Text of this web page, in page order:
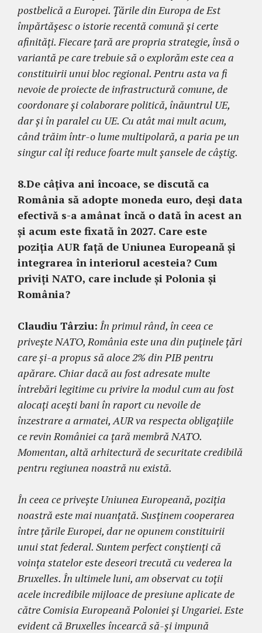
postbelică a Europei. Țările din Europa de Est
împărtășesc o istorie recentă comună și certe
afinități. Fiecare țară are propria strategie, însă o
variantă pe care trebuie să o explorăm este cea a
constituirii unui bloc regional. Pentru asta va fi
nevoie de proiecte de infrastructură comune, de
coordonare și colaborare politică, înăuntrul UE,
dar și în paralel cu UE. Cu atât mai mult acum,
când trăim într-o lume multipolară, a paria pe un
singur cal îți reduce foarte mult șansele de câștig.
8.De câțiva ani încoace, se discută ca
România să adopte moneda euro, deși data
efectivă s-a amânat încă o dată în acest an
și acum este fixată în 2027. Care este
poziția AUR față de Uniunea Europeană și
integrarea în interiorul acesteia? Cum
priviți NATO, care include și Polonia și
România?
Claudiu Târziu: În primul rând, în ceea ce
privește NATO, România este una din puținele țări
care și-a propus să aloce 2% din PIB pentru
apărare. Chiar dacă au fost adresate multe
întrebări legitime cu privire la modul cum au fost
alocați acești bani în raport cu nevoile de
înzestrare a armatei, AUR va respecta obligațiile
ce revin României ca țară membră NATO.
Momentan, altă arhitectură de securitate credibilă
pentru regiunea noastră nu există.
În ceea ce privește Uniunea Europeană, poziția
noastră este mai nuanțată. Susținem cooperarea
între țările Europei, dar ne opunem constituirii
unui stat federal. Suntem perfect conștienți că
voința statelor este deseori trecută cu vederea la
Bruxelles. În ultimele luni, am observat cu toții
acele incredibile mijloace de presiune aplicate de
către Comisia Europeană Poloniei și Ungariei. Este
evident că Bruxelles încearcă să-și impună